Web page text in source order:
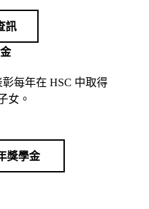
訊
每年在 HSC 中取得
女。
獎學金